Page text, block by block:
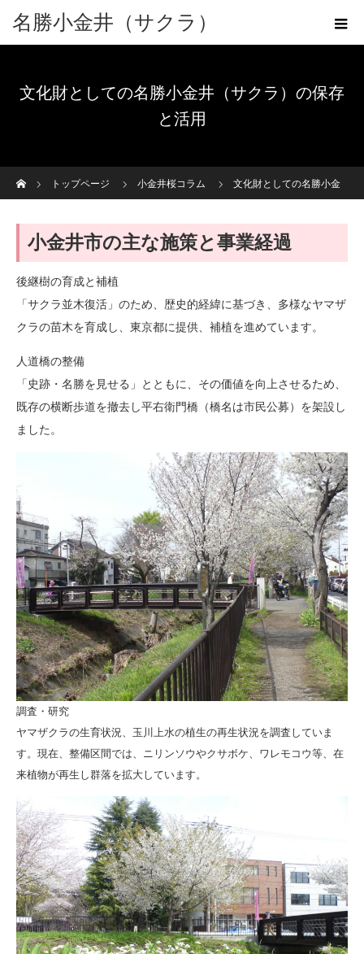
名勝小金井（サクラ）
文化財としての名勝小金井（サクラ）の保存
と活用
トップページ
小金井桜コラム 文化財としての名勝小金
小金井市の主な施策と事業経過
後継樹の育成と補植
「サクラ並木復活」のため、歴史的経緯に基づき、多様なヤマザ
クラの苗木を育成し、東京都に提供、補植を進めています。
人道橋の整備
「史跡・名勝を見せる」とともに、その価値を向上させるため、
既存の横断歩道を撤去し平右衛門橋（橋名は市民公募）を架設し
ました。
調査・研究
ヤマザクラの生育状況、玉川上水の植生の再生状況を調査していま
す。現在、整備区間では、ニリンソウやクサボケ、ワレモコウ等、在
来植物が再生し群落を拡大しています。